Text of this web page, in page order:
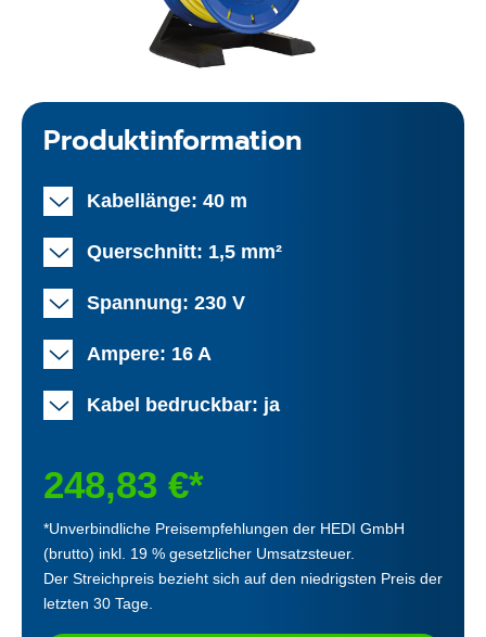
Produktinformation
Kabellänge: 40 m
Querschnitt: 1,5 mm²
Spannung: 230 V
Ampere: 16 A
Kabel bedruckbar: ja
248,83 €*
*Unverbindliche Preisempfehlungen der HEDI GmbH
(brutto) inkl. 19 % gesetzlicher Umsatzsteuer.
Der Streichpreis bezieht sich auf den niedrigsten Preis der
letzten 30 Tage.